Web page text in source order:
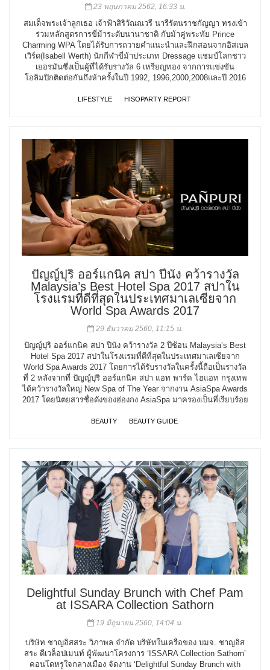
23 พฤษภาคม 2562, 16:33 น.
สมเด็จพระเจ้าลูกเธอ เจ้าฟ้าสิริวัณณวรี นารีรัตนราชกัญญา ทรงเข้า
ร่วมหลักสูตรการขี่ม้าระดับนานาชาติ กับม้าคู่พระทัย Prince
Charming WPA โดยได้รับการถวายคำแนะนำและฝึกสอนจากอิสเบล
เวิร์ด(Isabell Werth) นักกีฬาขี่ม้าประเภท Dressage แชมป์โลกชาว
เยอรมันซึ่งเป็นผู้ที่ได้รับรางวัล 6 เหรียญทอง จากการแข่งขัน
โอลิมปิกติดต่อกันถึงห้าครั้งในปี 1992, 1996,2000,2008และปี 2016
LIFESTYLE HISOPARTY REPORT
ปัญญ์ปุริ ออร์แกนิค สปา ปีนัง คว้ารางวัล
Malaysia’s Best Hotel Spa 2017 สปาใน
โรงแรมที่ดีที่สุดในประเทศมาเลเซียจาก
World Spa Awards 2017
29 ธันวาคม 2560, 11:15 น.
ปัญญ์ปุริ ออร์แกนิค สปา ปีนัง คว้ารางวัล 2 ปีซ้อน Malaysia’s Best
Hotel Spa 2017 สปาในโรงแรมที่ดีที่สุดในประเทศมาเลเซียจาก
World Spa Awards 2017 โดยการได้รับรางวัลในครั้งนี้ถือเป็นรางวัล
ที่ 2 หลังจากที่ ปัญญ์ปุริ ออร์แกนิค สปา แอท พาร์ค ไฮแอท กรุงเทพ
ได้คว้ารางวัลใหญ่ New Spa of The Year จากงาน AsiaSpa Awards
2017 โดยนิตยสารชื่อดังของฮ่องกง AsiaSpa มาครองเป็นที่เรียบร้อย
BEAUTY BEAUTY GUIDE
Delightful Sunday Brunch with Chef Pam
at ISSARA Collection Sathorn
19 มิถุนายน 2560, 14:04 น.
บริษัท ชาญอิสสระ วิภาพล จำกัด บริษัทในเครือของ บมจ. ชาญอิส
สระ ดีเวล็อปเมนท์ ผู้พัฒนาโครงการ ‘ISSARA Collection Sathorn’
คอนโดหรูใจกลางเมือง จัดงาน ‘Delightful Sunday Brunch with